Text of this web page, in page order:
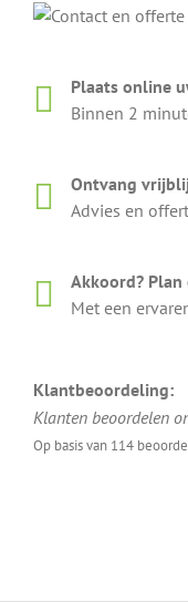
Plaats online
Binnen 2
Ontvang
Advies en
Akkoord? Plan
Met een
Klantbeoordeling:
Klanten beoordelen
Op basis van 114